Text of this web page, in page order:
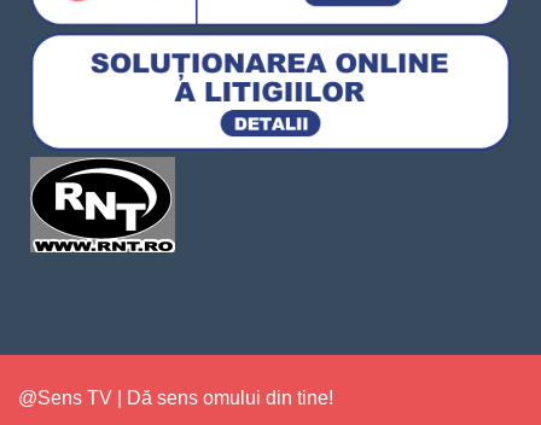
@Sens TV | Dă sens omului din tine!